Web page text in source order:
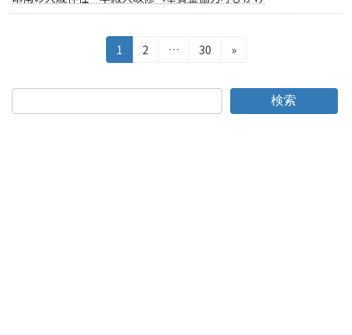
固
定
ジ
1
固
ジ
2 …
固
ジ
30 »
検索